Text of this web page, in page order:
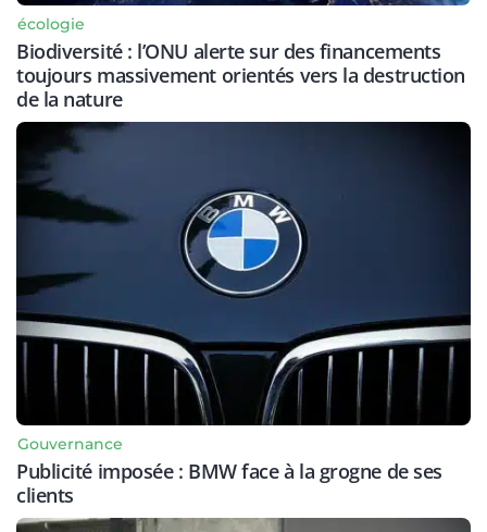
écologie
Biodiversité : l’ONU alerte sur des financements
toujours massivement orientés vers la destruction
de la nature
Gouvernance
Publicité imposée : BMW face à la grogne de ses
clients